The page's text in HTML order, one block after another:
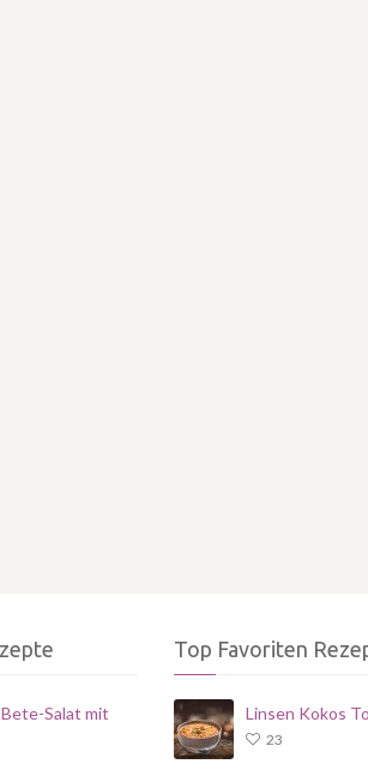
Salat mit
Top Favoriten
Linsen Kokos
23